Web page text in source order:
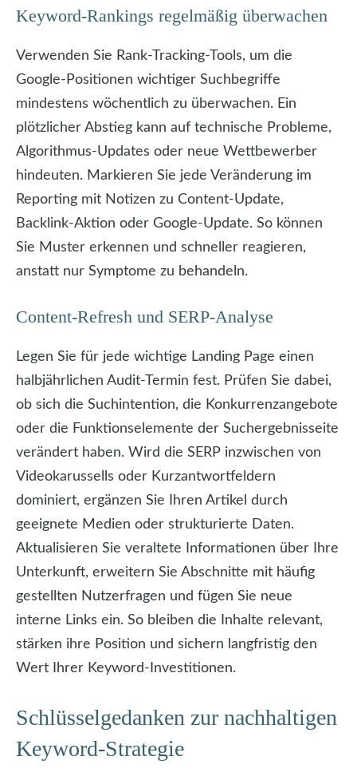
Keyword-Rankings regelmäßig überwachen
Verwenden Sie Rank-Tracking-Tools, um die
Google-Positionen wichtiger Suchbegriffe
mindestens wöchentlich zu überwachen. Ein
plötzlicher Abstieg kann auf technische Probleme,
Algorithmus-Updates oder neue Wettbewerber
hindeuten. Markieren Sie jede Veränderung im
Reporting mit Notizen zu Content-Update,
Backlink-Aktion oder Google-Update. So können
Sie Muster erkennen und schneller reagieren,
anstatt nur Symptome zu behandeln.
Content-Refresh und SERP-Analyse
Legen Sie für jede wichtige Landing Page einen
halbjährlichen Audit-Termin fest. Prüfen Sie dabei,
ob sich die Suchintention, die Konkurrenzangebote
oder die Funktionselemente der Suchergebnisseite
verändert haben. Wird die SERP inzwischen von
Videokarussells oder Kurzantwortfeldern
dominiert, ergänzen Sie Ihren Artikel durch
geeignete Medien oder strukturierte Daten.
Aktualisieren Sie veraltete Informationen über Ihre
Unterkunft, erweitern Sie Abschnitte mit häufig
gestellten Nutzerfragen und fügen Sie neue
interne Links ein. So bleiben die Inhalte relevant,
stärken ihre Position und sichern langfristig den
Wert Ihrer Keyword-Investitionen.
Schlüsselgedanken zur nachhaltigen
Keyword-Strategie